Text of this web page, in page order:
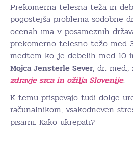
Prekomerna telesna teža in
pogostejša problema sodobne
ocenah ima v posameznih
prekomerno telesno težo med
medtem ko je debelih med 10
Mojca Jensterle Sever, dr.
zdravje srca in ožilja Slovenije.
K temu prispevajo tudi dolge
računalnikom, vsakodneven
pisarni. Kako ukrepati?